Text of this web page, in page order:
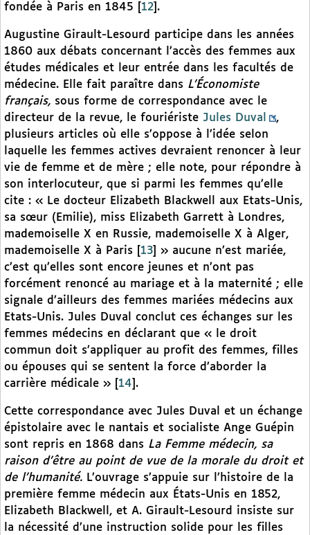
fondée à Paris en 1845
12 .
Augustine Girault-Lesourd participe dans les années
1860 aux débats concernant l’accès des femmes aux
études médicales et leur entrée dans les facultés de
médecine. Elle fait paraître dans L’Économiste
français, sous forme de correspondance avec le
directeur de la revue, le fouriériste Jules Duval
,
plusieurs articles où elle s’oppose à l’idée selon
laquelle les femmes actives devraient renoncer à leur
vie de femme et de mère ; elle note, pour répondre à
son interlocuteur, que si parmi les femmes qu’elle
cite : « Le docteur Elizabeth Blackwell aux Etats-Unis,
sa sœur (Emilie), miss Elizabeth Garrett à Londres,
mademoiselle X en Russie, mademoiselle X à Alger,
mademoiselle X à Paris
13
» aucune n’est mariée,
c’est qu’elles sont encore jeunes et n’ont pas
forcément renoncé au mariage et à la maternité ; elle
signale d’ailleurs des femmes mariées médecins aux
Etats-Unis. Jules Duval conclut ces échanges sur les
femmes médecins en déclarant que « le droit
commun doit s’appliquer au profit des femmes, filles
ou épouses qui se sentent la force d’aborder la
carrière médicale »
14 .
Cette correspondance avec Jules Duval et un échange
épistolaire avec le nantais et socialiste Ange Guépin
sont repris en 1868 dans La Femme médecin, sa
raison d’être au point de vue de la morale du droit et
de l’humanité. L’ouvrage s’appuie sur l’histoire de la
première femme médecin aux États-Unis en 1852,
Elizabeth Blackwell, et A. Girault-Lesourd insiste sur
la nécessité d’une instruction solide pour les filles